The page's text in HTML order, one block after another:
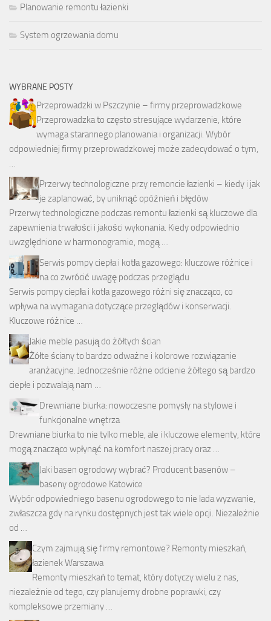
Planowanie remontu łazienki
System ogrzewania domu
WYBRANE POSTY
Przeprowadzki w Pszczynie – firmy przeprowadzkowe
Przeprowadzka to często stresujące wydarzenie, które
wymaga starannego planowania i organizacji. Wybór
odpowiedniej firmy przeprowadzkowej może zadecydować o tym,
…
Przerwy technologiczne przy remoncie łazienki – kiedy i jak
je zaplanować, by uniknąć opóźnień i błędów
Przerwy technologiczne podczas remontu łazienki są kluczowe dla
zapewnienia trwałości i jakości wykonania. Kiedy odpowiednio
uwzględnione w harmonogramie, mogą …
Serwis pompy ciepła i kotła gazowego: kluczowe różnice i
na co zwrócić uwagę podczas przeglądu
Serwis pompy ciepła i kotła gazowego różni się znacząco, co
wpływa na wymagania dotyczące przeglądów i konserwacji.
Kluczowe różnice …
Jakie meble pasują do żółtych ścian
Żółte ściany to bardzo odważne i kolorowe rozwiązanie
aranżacyjne. Jednocześnie różne odcienie żółtego są bardzo
ciepłe i pozwalają nam …
Drewniane biurka: nowoczesne pomysły na stylowe i
funkcjonalne wnętrza
Drewniane biurka to nie tylko meble, ale i kluczowe elementy, które
mogą znacząco wpłynąć na komfort naszej pracy oraz …
Jaki basen ogrodowy wybrać? Producent basenów –
baseny ogrodowe Katowice
Wybór odpowiedniego basenu ogrodowego to nie lada wyzwanie,
zwłaszcza gdy na rynku dostępnych jest tak wiele opcji. Niezależnie
od …
Czym zajmują się firmy remontowe? Remonty mieszkań,
łazienek Warszawa
Remonty mieszkań to temat, który dotyczy wielu z nas,
niezależnie od tego, czy planujemy drobne poprawki, czy
kompleksowe przemiany …